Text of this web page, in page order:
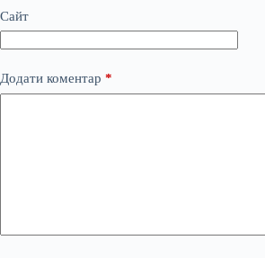
Сайт
Додати коментар *